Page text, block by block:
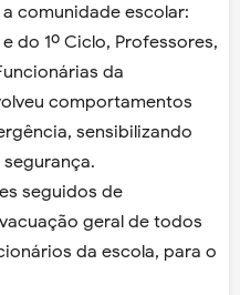
comunidade escolar:
do 1º Ciclo, Professores,
da
comportamentos
sensibilizando
seguidos de
geral de todos
da escola, para o